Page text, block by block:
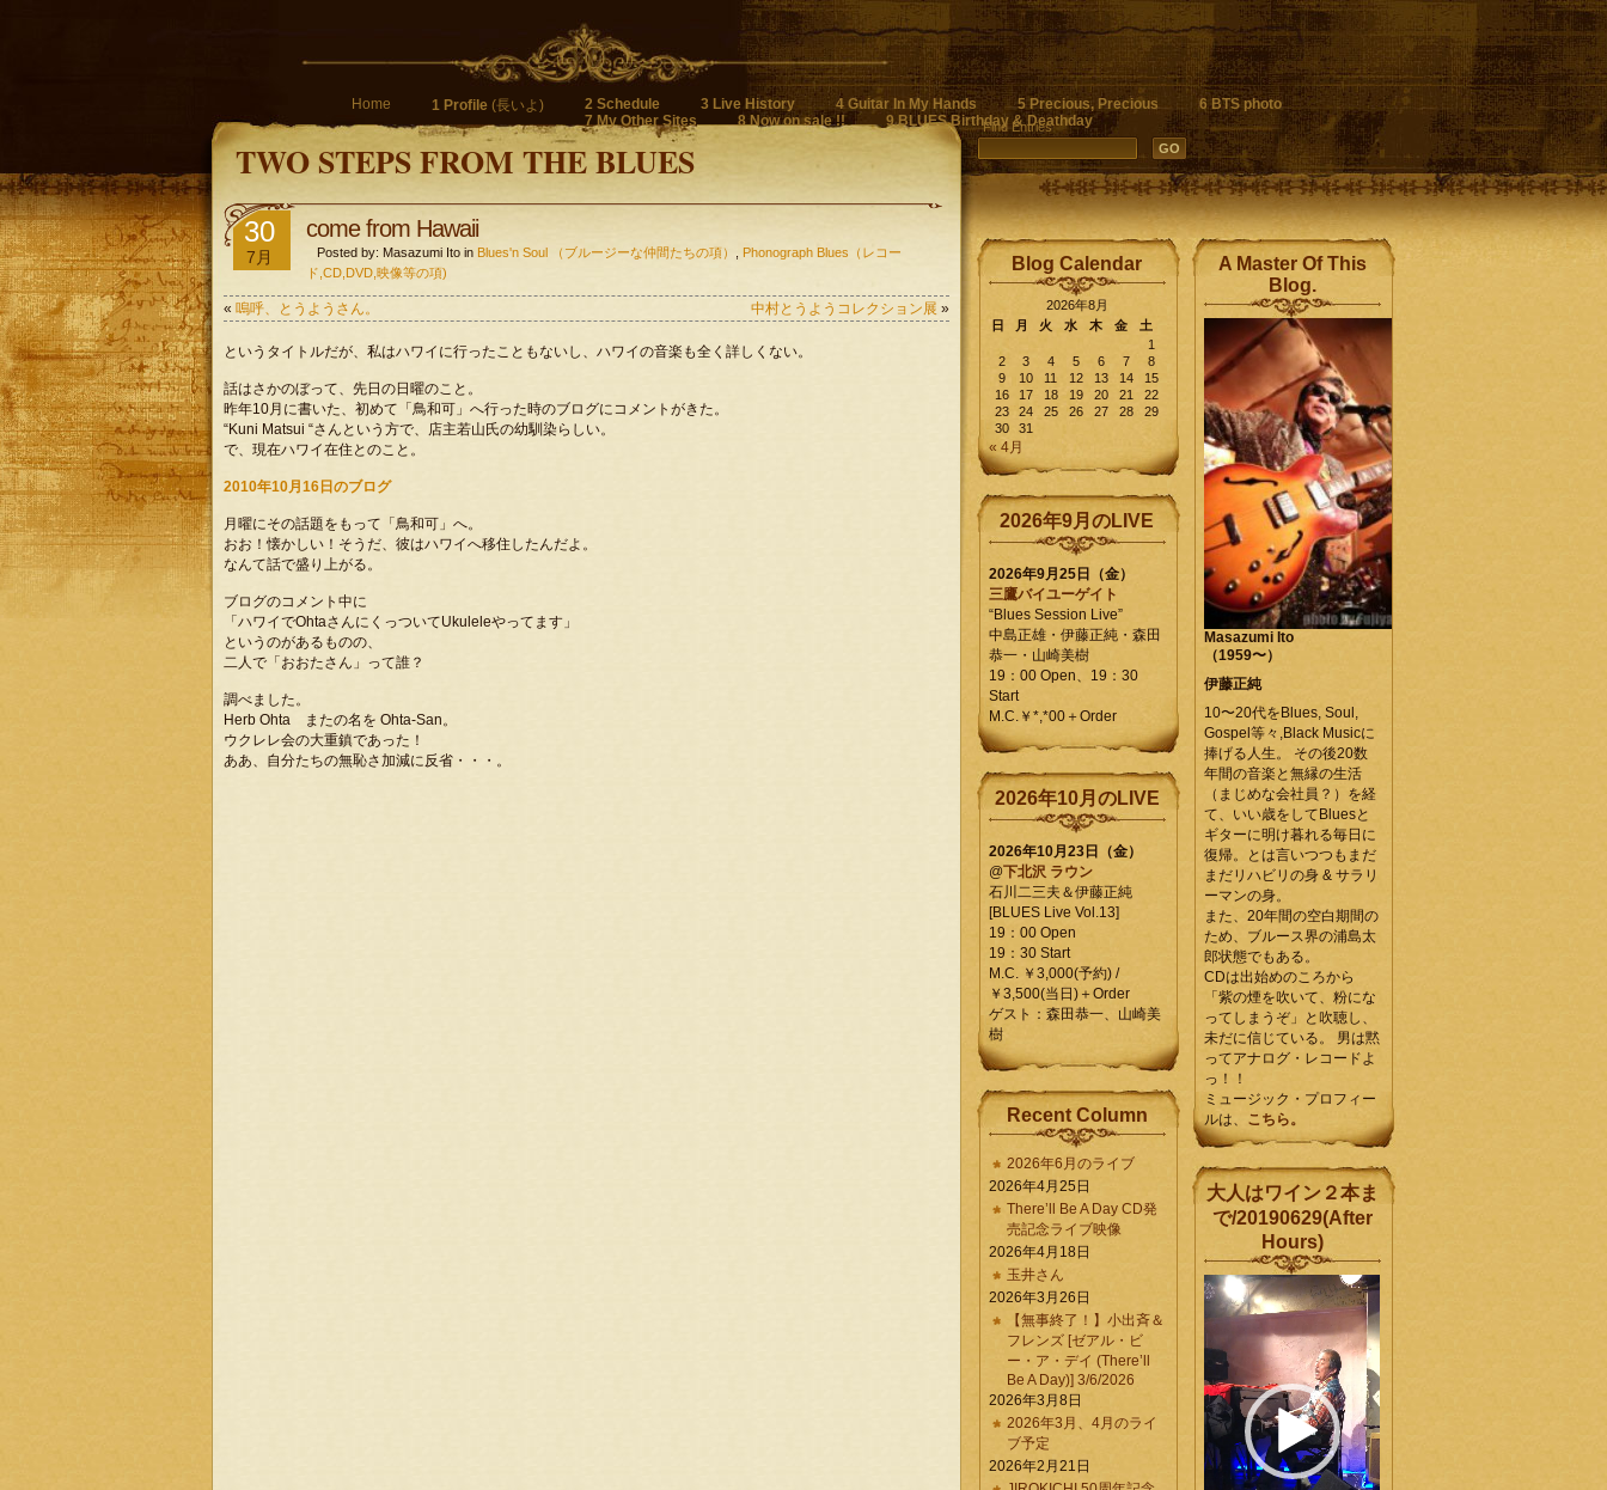
Home 1 Profile (長いよ) 2 Schedule 3 Live History 4 Guitar In My Hands 5 Precious, Precious
6 BTS photo
7 My Other Sites
8 Now on sale !! 9 BLUES Birthday & Deathday
TWO STEPS FROM THE BLUES
Find Entries
30
7月
come from Hawaii
Posted by: Masazumi Ito in Blues'n Soul （ブルージーな仲間たちの項）
Phonograph Blues（レコー
ド,CD,DVD,映像等の項)
« 嗚呼、とうようさん。 中村とうようコレクション展 »
というタイトルだが、私はハワイに行ったこともないし、ハワイの音楽も全く詳しくない。
話はさかのぼって、先日の日曜のこと。
昨年10月に書いた、初めて「鳥和可」へ行った時のブログにコメントがきた。
“Kuni Matsui “さんという方で、店主若山氏の幼馴染らしい。
で、現在ハワイ在住とのこと。
2010年10月16日のブログ
月曜にその話題をもって「鳥和可」へ。
おお！懐かしい！そうだ、彼はハワイへ移住したんだよ。
なんて話で盛り上がる。
ブログのコメント中に
「ハワイでOhtaさんにくっついてUkuleleやってます」
というのがあるものの、
二人で「おおたさん」って誰？
調べました。
Herb Ohta またの名を Ohta-San。
ウクレレ会の大重鎮であった！
ああ、自分たちの無恥さ加減に反省・・・。
Blog Calendar
2026年8月
日
月 火 水 木 金
土
1
2
3 4 5 6 7
8
9
10 11 12 13 14
15
16
17 18 19 20 21
22
23
24 25 26 27 28
29
30
31
« 4月
2026年9月のLIVE
2026年9月25日（金）
三鷹バイユーゲイト
“Blues Session Live”
中島正雄・伊藤正純・森田
恭一・山崎美樹
19：00 Open、19：30
Start
M.C.￥*,*00＋Order
2026年10月のLIVE
2026年10月23日（金）
@下北沢 ラウン
石川二三夫＆伊藤正純
[BLUES Live Vol.13]
19：00 Open
19：30 Start
M.C. ￥3,000(予約) /
￥3,500(当日)＋Order
ゲスト：森田恭一、山崎美
樹
Recent Column
2026年6月のライブ
2026年4月25日
There’ll Be A Day CD発
売記念ライブ映像
2026年4月18日
玉井さん
2026年3月26日
【無事終了！】小出斉＆
フレンズ [ゼアル・ビ
ー・ア・デイ (There’ll
Be A Day)] 3/6/2026
2026年3月8日
2026年3月、4月のライ
ブ予定
2026年2月21日
A Master Of This
Blog.
Masazumi Ito
（1959〜）
伊藤正純
10〜20代をBlues, Soul,
Gospel等々,Black Musicに
捧げる人生。 その後20数
年間の音楽と無縁の生活
（まじめな会社員？）を経
て、いい歳をしてBluesと
ギターに明け暮れる毎日に
復帰。とは言いつつもまだ
まだリハビリの身 & サラリ
ーマンの身。
また、20年間の空白期間の
ため、ブルース界の浦島太
郎状態でもある。
CDは出始めのころから
「紫の煙を吹いて、粉にな
ってしまうぞ」と吹聴し、
未だに信じている。 男は黙
ってアナログ・レコードよ
っ！！
ミュージック・プロフィー
ルは、 こちら。
大人はワイン２本ま
で/20190629(After
Hours)
動
画
レ
ー
ヤ
ー